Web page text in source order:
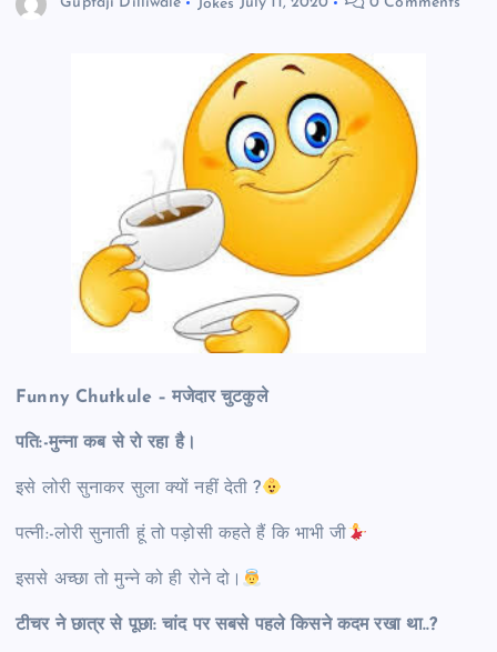
Funny Chutkule – मजेदार चुटकुले
पति:-मुन्ना कब से रो रहा है।
इसे लोरी सुनाकर सुला क्यों नहीं देती ?
पत्नी:-लोरी सुनाती हूं तो पड़ोसी कहते हैं कि भाभी जी
इससे अच्छा तो मुन्ने को ही रोने दो।
टीचर ने छात्र से पूछा: चांद पर सबसे पहले किसने कदम रखा था..?